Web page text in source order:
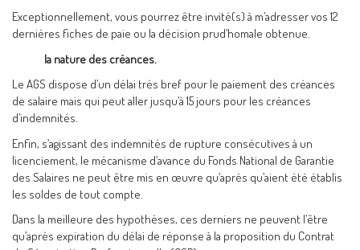
Exceptionnellement, vous pourrez être invité(s) à m’adresser vos 12
dernières fiches de paie ou la décision prud’homale obtenue.
la nature des créances.
Le AGS dispose d’un délai très bref pour le paiement des créances
de salaire mais qui peut aller jusqu’à 15 jours pour les créances
d’indemnités.
Enfin, s’agissant des indemnités de rupture consécutives à un
licenciement, le mécanisme d’avance du Fonds National de Garantie
des Salaires ne peut être mis en œuvre qu’après qu’aient été établis
les soldes de tout compte.
Dans la meilleure des hypothèses, ces derniers ne peuvent l’être
qu’après expiration du délai de réponse à la proposition du Contrat